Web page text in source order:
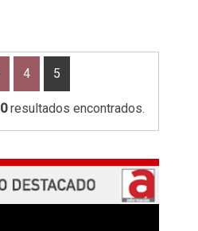
4 5
resultados encontrados.